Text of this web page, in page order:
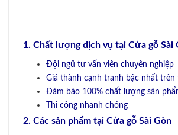
1. Chất lượng dịch vụ tại Cửa gỗ Sài
Đội ngũ tư vấn viên chuyên nghiệp
Giá thành cạnh tranh bậc nhất
Đảm bảo 100% chất lượng sản
Thi công nhanh chóng
2. Các sản phẩm tại Cửa gỗ Sài Gòn